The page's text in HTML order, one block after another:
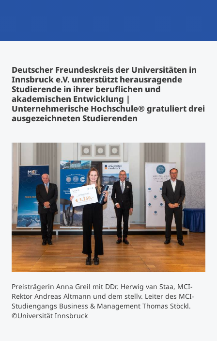
Study Finder Bachelor/Master
Masterclasses
Technische Weiterbildung
Maßgeschneiderte Programme
Studienberatung
Executive Education Finder
Deutscher Freundeskreis der Universitäten in
Innsbruck e.V. unterstützt herausragende
Studierende in ihrer beruflichen und
akademischen Entwicklung |
Unternehmerische Hochschule® gratuliert drei
ausgezeichneten Studierenden
Preisträgerin Anna Greil mit DDr. Herwig van Staa, MCI-
Rektor Andreas Altmann und dem stellv. Leiter des MCI-
Studiengangs Business & Management Thomas Stöckl.
©Universität Innsbruck